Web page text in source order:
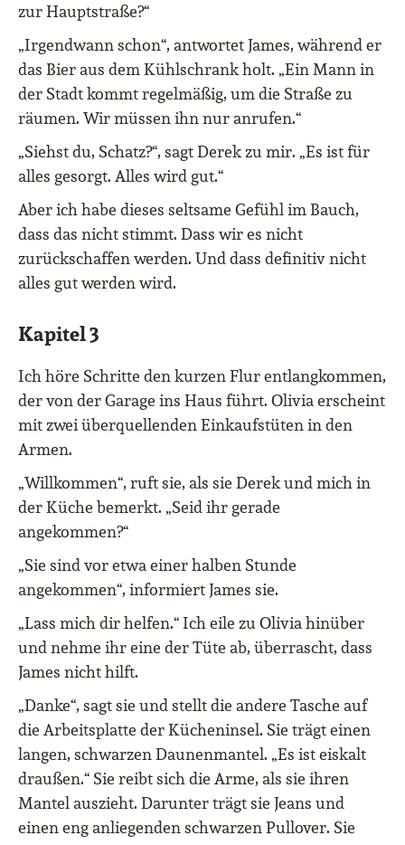
zur Hauptstraße?“
„Irgendwann schon“, antwortet James, während er
das Bier aus dem Kühlschrank holt. „Ein Mann in
der Stadt kommt regelmäßig, um die Straße zu
räumen. Wir müssen ihn nur anrufen.“
„Siehst du, Schatz?“, sagt Derek zu mir. „Es ist für
alles gesorgt. Alles wird gut.“
Aber ich habe dieses seltsame Gefühl im Bauch,
dass das nicht stimmt. Dass wir es nicht
zurückschaffen werden. Und dass definitiv nicht
alles gut werden wird.
Kapitel 3
Ich höre Schritte den kurzen Flur entlangkommen,
der von der Garage ins Haus führt. Olivia erscheint
mit zwei überquellenden Einkaufstüten in den
Armen.
„Willkommen“, ruft sie, als sie Derek und mich in
der Küche bemerkt. „Seid ihr gerade
angekommen?“
„Sie sind vor etwa einer halben Stunde
angekommen“, informiert James sie.
„Lass mich dir helfen.“ Ich eile zu Olivia hinüber
und nehme ihr eine der Tüte ab, überrascht, dass
James nicht hilft.
„Danke“, sagt sie und stellt die andere Tasche auf
die Arbeitsplatte der Kücheninsel. Sie trägt einen
langen, schwarzen Daunenmantel. „Es ist eiskalt
draußen.“ Sie reibt sich die Arme, als sie ihren
Mantel auszieht. Darunter trägt sie Jeans und
einen eng anliegenden schwarzen Pullover. Sie